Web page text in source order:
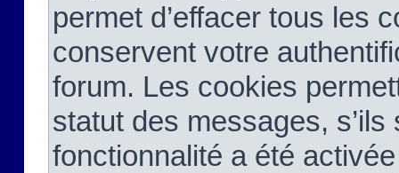
permet d’effacer tous les
conservent votre
forum. Les cookies
statut des messages,
fonctionnalité a été